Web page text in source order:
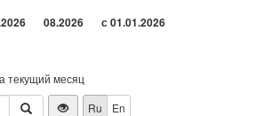
08.2026 с 01.01.2026
текущий месяц
Ru
En